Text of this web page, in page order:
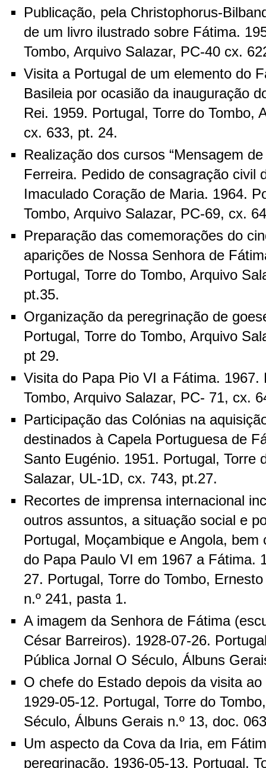
Publicação, pela Christophorus-
de um livro ilustrado sobre Fátima.
Tombo, Arquivo Salazar, PC-40 cx.
Visita a Portugal de um elemento do
Basileia por ocasião da inauguração
Rei. 1959. Portugal, Torre do Tombo,
cx. 633, pt. 24.
Realização dos cursos “Mensagem
Ferreira. Pedido de consagração civil
Imaculado Coração de Maria. 1964.
Tombo, Arquivo Salazar, PC-69, cx.
Preparação das comemorações do
aparições de Nossa Senhora de
Portugal, Torre do Tombo, Arquivo
pt.35.
Organização da peregrinação de
Portugal, Torre do Tombo, Arquivo
pt 29.
Visita do Papa Pio VI a Fátima. 1967.
Tombo, Arquivo Salazar, PC- 71, cx.
Participação das Colónias na
destinados à Capela Portuguesa de
Santo Eugénio. 1951. Portugal, Torre
Salazar, UL-1D, cx. 743, pt.27.
Recortes de imprensa internacional
outros assuntos, a situação social e
Portugal, Moçambique e Angola, bem
do Papa Paulo VI em 1967 a Fátima.
27. Portugal, Torre do Tombo,
n.º 241, pasta 1.
A imagem da Senhora de Fátima
César Barreiros). 1928-07-26.
Pública Jornal O Século, Álbuns
O chefe do Estado depois da visita
1929-05-12. Portugal, Torre do
Século, Álbuns Gerais n.º 13, doc.
Um aspecto da Cova da Iria, em
peregrinação. 1936-05-13. Portugal,